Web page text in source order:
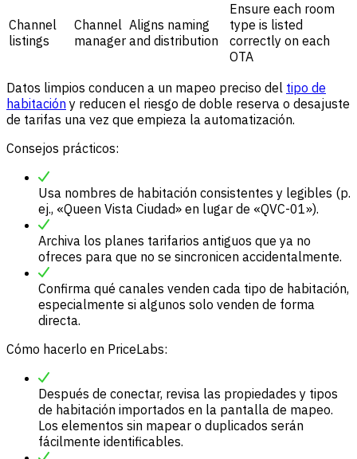
Channel
listings
Channel
manager
Aligns naming
and distribution
Ensure each room
type is listed
correctly on each
OTA
Datos limpios conducen a un mapeo preciso del tipo de
habitación y reducen el riesgo de doble reserva o desajuste
de tarifas una vez que empieza la automatización.
Consejos prácticos:
Usa nombres de habitación consistentes y legibles (p.
ej., «Queen Vista Ciudad» en lugar de «QVC-01»).
Archiva los planes tarifarios antiguos que ya no
ofreces para que no se sincronicen accidentalmente.
Confirma qué canales venden cada tipo de habitación,
especialmente si algunos solo venden de forma
directa.
Cómo hacerlo en PriceLabs:
Después de conectar, revisa las propiedades y tipos
de habitación importados en la pantalla de mapeo.
Los elementos sin mapear o duplicados serán
fácilmente identificables.